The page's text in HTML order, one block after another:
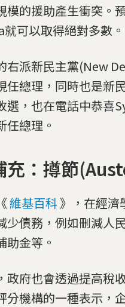
模的援助產生衝突。
可以取得絕對多數。
右派新民主黨(New
任總理，同時也是新
選，也在電話中恭喜
任總理。
充：撙節
維基百科 》，在經濟
少債務，例如刪減人
助金等。
政府也會透過提高稅
分機構的一種表示，